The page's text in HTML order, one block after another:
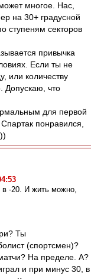
многое. Нас,
на 30+ градусной
ступеням секторов
привычка
Если ты не
или количеству
Допускаю, что
для первой
понравился,
в -20. И жить можно,
Ты
(спортсмен)?
На пределе. А?
и при минус 30, в